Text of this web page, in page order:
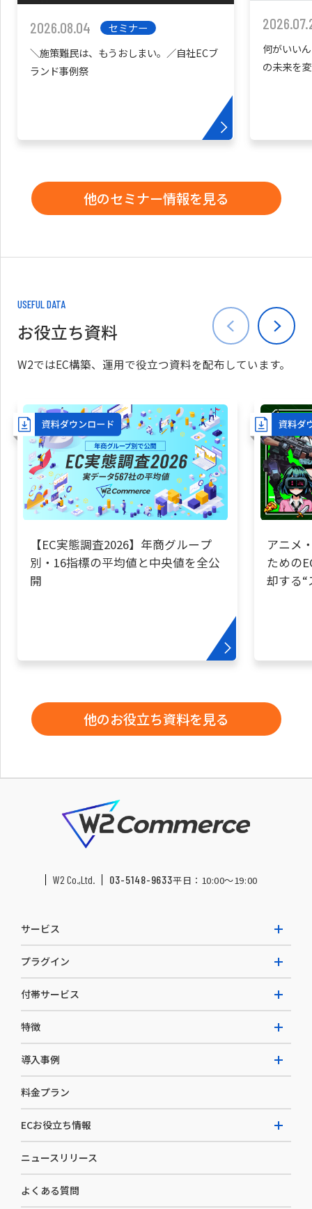
2026.08.04
セミナー
＼施策難民は、もうおしまい。／自社ECブ
ランド事例祭
何がいい
の未来を
他のセミナー情報を見る
USEFUL DATA
お役立ち資料
W2ではEC構築、運用で役立つ資料を配布しています。
【EC実態調査2026】年商グループ
別・16指標の平均値と中央値を全公
開
アニメ
ための
却する
他のお役立ち資料を見る
W2 Co.,Ltd. 03-5148-9633平日：10:00〜19:00
サービス
W2 Commerce Repeat
W2 Commerce BtoB
W2 Commerce Asia
プラグイン
AI buddy
付帯サービス
EC運用構築支援・運用支援
カスタマーサクセス
セキュリティ
デザイン制作
コンサルティング
特徴
選ばれる理由
開発体制
導入事例
導入企業一覧
料金プラン
ECお役立ち情報
お役立ち資料
ニュースリリース
よくある質問